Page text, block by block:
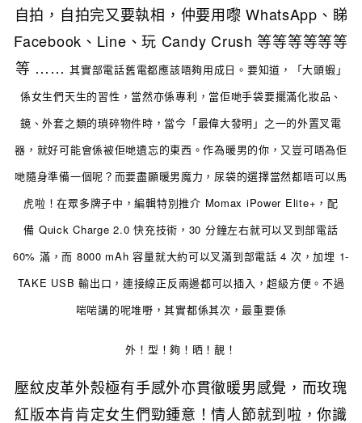
自拍，自拍完又要執相，仲要用嚟 WhatsApp、睇
Facebook、Line、玩 Candy Crush 等等等等等等
等 ……其實部電話舊電都應該唔夠用成日。要知道，「大頭蝦」
係女生們天生的習性 ，當然亦係專利 ，當佢哋手袋要擺滿化妝品、
鏡、外套之類的瑣碎物件時，當今「最偉大發明」之一的外置叉電
器，就好可能會係被佢哋遺忘的東西。作為暖男的你，又豈可唔為佢
哋隨身準備一個呢？而要盡顯暖男魔力，尿袋的選擇當然都唔可以馬
虎啦！在眾多牌子中，編輯特別推介 Momax iPower Elite+，配
備 Quick Charge 2.0 快充技術，30 分鐘左右就可以叉到部電話
60% 滿，而 8000 mAh 容量就大約可以叉滿到部電話 4 次，加埋 1-
TAKE USB 輸出口，連接線正反兩邊都可以插入，超級方便 。不過
啱啱講的呢堆嘢，其實都係其次，最重要係
外！型！夠！晒！靚！
壓紋皮革外殼極有手感外亦貫徹暖男感覺，而玫瑰
紅版本肯肯定女生們勁鍾意！情人節就到啦，你識